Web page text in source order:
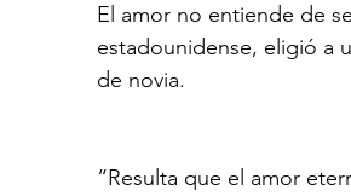
El amor no entiende de
estadounidense, eligió a
de novia.
“Resulta que el amor